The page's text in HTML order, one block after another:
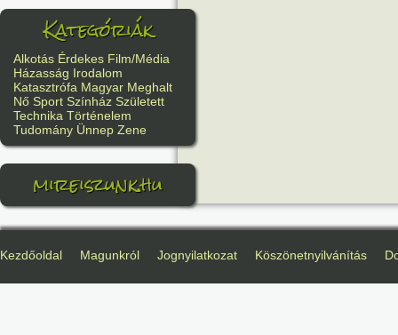
Kategóriák
Alkotás Érdekes Film/Média
Házasság Irodalom
Katasztrófa Magyar Meghalt
Nő Sport Színház Született
Technika Történelem
Tudomány Ünnep Zene
mireiszunk.hu
Kezdőoldal Magunkról Jognyilatkozat Köszönetnyilvánítás